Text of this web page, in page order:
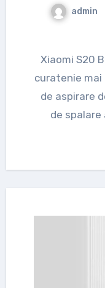
admin
Xiaomi S20 BHR8629EU poate asigura o
curatenie
de aspirare
de spalare